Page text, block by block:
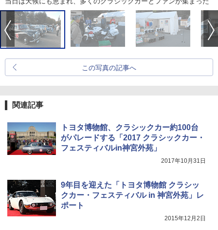
この写真の記事へ
関連記事
トヨタ博物館、クラシックカー約100台
がパレードする「2017 クラシックカー・
フェスティバルin神宮外苑」
2017年10月31日
9年目を迎えた「トヨタ博物館 クラシッ
クカー・フェスティバル in 神宮外苑」レ
ポート
2015年12月2日